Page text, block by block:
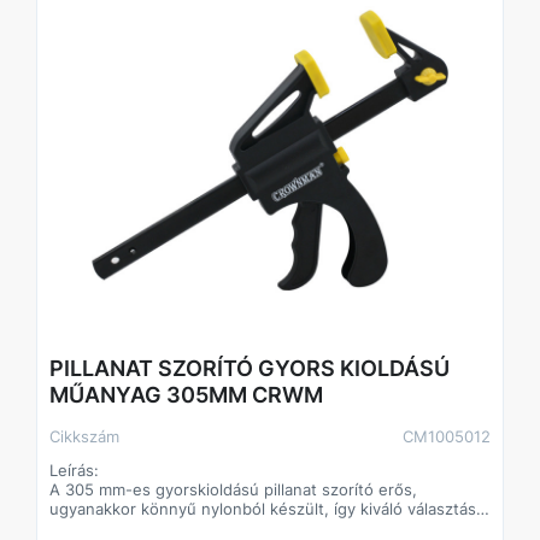
PILLANAT SZORÍTÓ GYORS KIOLDÁSÚ
MŰANYAG 305MM CRWM
Cikkszám
CM1005012
Leírás:
A 305 mm-es gyorskioldású pillanat szorító erős,
ugyanakkor könnyű nylonból készült, így kiváló választás